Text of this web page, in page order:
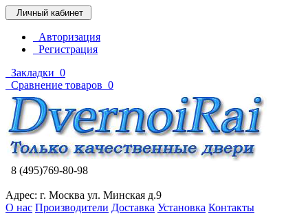
Личный кабинет
Авторизация
Регистрация
Закладки 0
Сравнение товаров 0
8 (495)769-80-98
Адрес: г. Москва ул. Минская д.9
О нас Производители Доставка Установка Контакты